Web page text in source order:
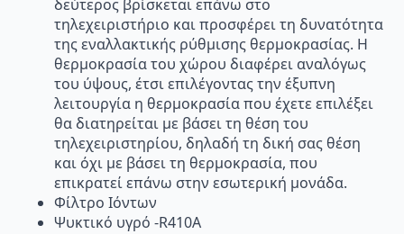
δεύτερος βρίσκεται επάνω στο
τηλεχειριστήριο και προσφέρει τη δυνατότητα
της εναλλακτικής ρύθμισης θερμοκρασίας. Η
θερμοκρασία του χώρου διαφέρει αναλόγως
του ύψους, έτσι επιλέγοντας την έξυπνη
λειτουργία η θερμοκρασία που έχετε επιλέξει
θα διατηρείται με βάσει τη θέση του
τηλεχειριστηρίου, δηλαδή τη δική σας θέση
και όχι με βάσει τη θερμοκρασία, που
επικρατεί επάνω στην εσωτερική μονάδα.
Φίλτρο Ιόντων
Ψυκτικό υγρό -R410A